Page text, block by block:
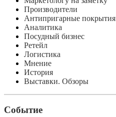
Производители
Антипригарные покрытия
Аналитика
Посудный бизнес
Ретейл
Логистика
Мнение
История
Выставки. Обзоры
Событие